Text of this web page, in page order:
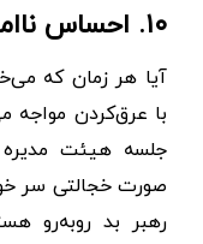
۱۰. احساس ناامنی
آیا هر زمان که
با عرق‌کردن مواجه
جلسه هیئت
صورت خجالتی سر
رهبر بد روبه‌رو